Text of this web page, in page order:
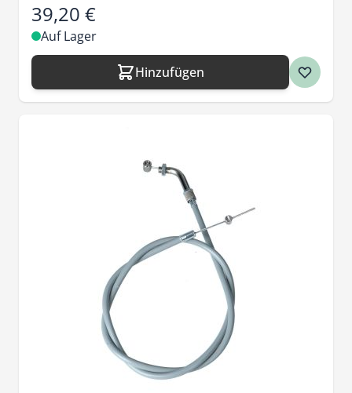
39,20 €
Auf Lager
Hinzufügen